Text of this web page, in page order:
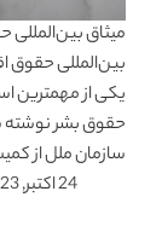
یکی از مهمترین
سازمان ملل از
24 اکتبر, 2023